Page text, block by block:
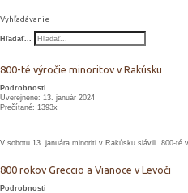
Vyhľadávanie
Hľadať...
800-té výročie minoritov v Rakúsku
Podrobnosti
Uverejnené: 13. január 2024
Prečítané: 1393x
V sobotu 13. januára minoriti v Rakúsku slávili 800-té
800 rokov Greccio a Vianoce v Levoči
Podrobnosti